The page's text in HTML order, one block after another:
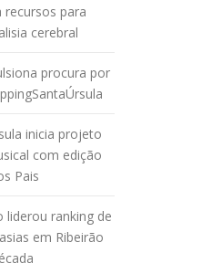
recursos para
cerebral
procura por
inicia projeto
com edição
Pais
liderou ranking de
em Ribeirão